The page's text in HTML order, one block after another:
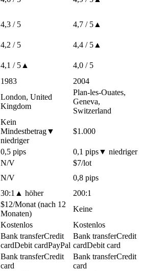
4,3 / 5 4,7 / 5 ▲
4,2 / 5 4,4 / 5 ▲
4,1 / 5 ▲ 4,0 / 5
1983 2004
London, United
Kingdom
Plan-les-Ouates,
Geneva,
Switzerland
Kein
Mindestbetrag▼
niedriger
$1.000
0,5 pips 0,1 pips▼ niedriger
N/V $7/lot
N/V
0,8 pips
30:1 ▲ höher
200:1
$12/Monat (nach 12
Monaten)
Keine
Kostenlos
Kostenlos
Bank transferCredit
cardDebit cardPayPal
Bank transferCredit
cardDebit card
Bank transferCredit
card
Bank transferCredit
card